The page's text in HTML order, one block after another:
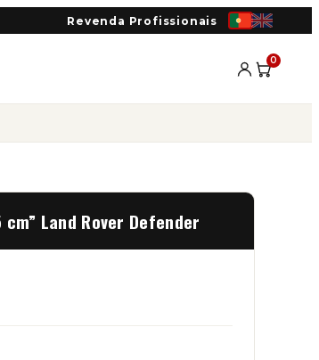
Revenda Profissionais
0
Land Rover Defender